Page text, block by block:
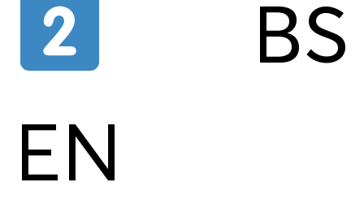
BS
EN